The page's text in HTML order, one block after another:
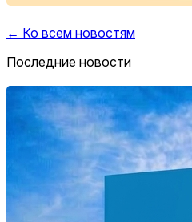
← Ко всем новостям
Последние новости